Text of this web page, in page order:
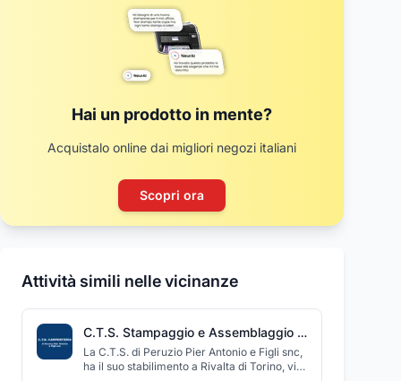
Hai un prodotto in mente?
Acquistalo online dai migliori negozi italiani
Scopri ora
Attività simili nelle vicinanze
C.T.S. Stampaggio e Assemblaggio Lamiere
La C.T.S. di Peruzio Pier Antonio e Figli snc,
ha il suo stabilimento a Rivalta di Torino, via